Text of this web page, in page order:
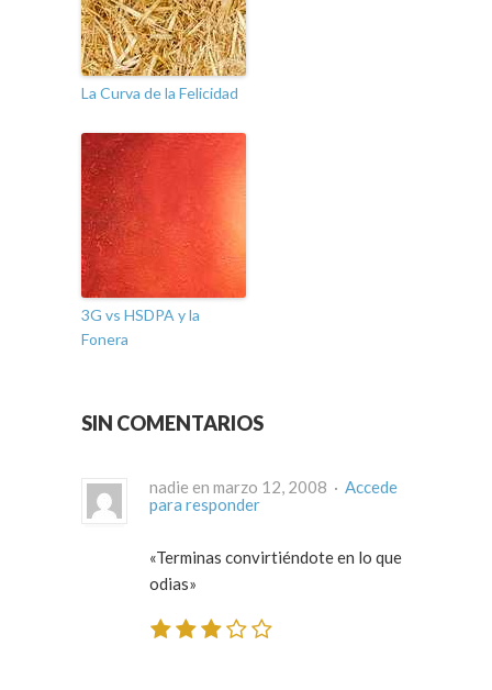
La Curva de la Felicidad
3G vs HSDPA y la
Fonera
SIN COMENTARIOS
nadie en marzo 12, 2008 · Accede
para responder
«Terminas convirtiéndote en lo que
odias»